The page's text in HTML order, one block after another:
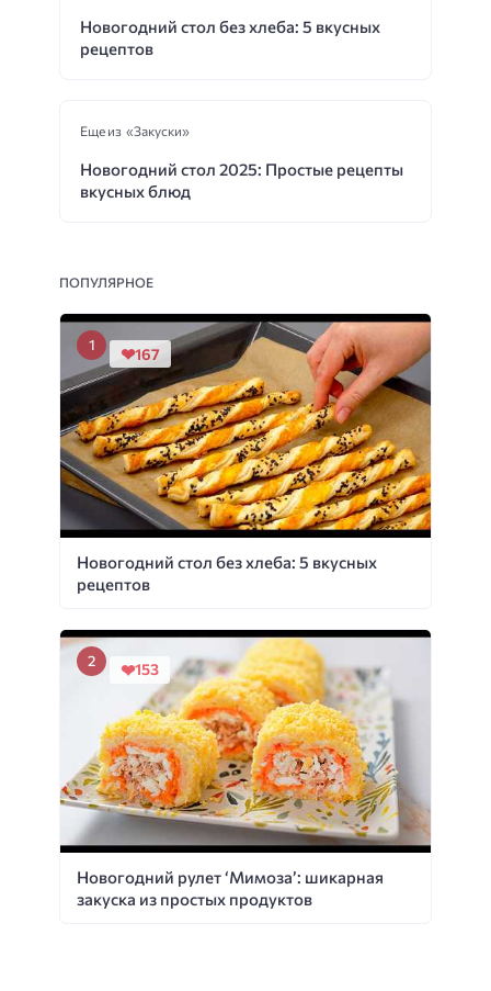
Новогодний стол без хлеба: 5 вкусных
рецептов
Еще из «Закуски»
Новогодний стол 2025: Простые рецепты
вкусных блюд
ПОПУЛЯРНОЕ
Новогодний стол без хлеба: 5 вкусных
рецептов
167
Новогодний рулет ‘Мимоза’: шикарная
закуска из простых продуктов
153